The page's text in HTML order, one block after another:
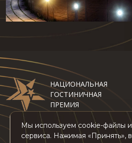
НАЦИОНАЛЬНАЯ
ГОСТИНИЧНАЯ
ПРЕМИЯ
Мы используем cookie-файлы
сервиса. Нажимая «Принять»,